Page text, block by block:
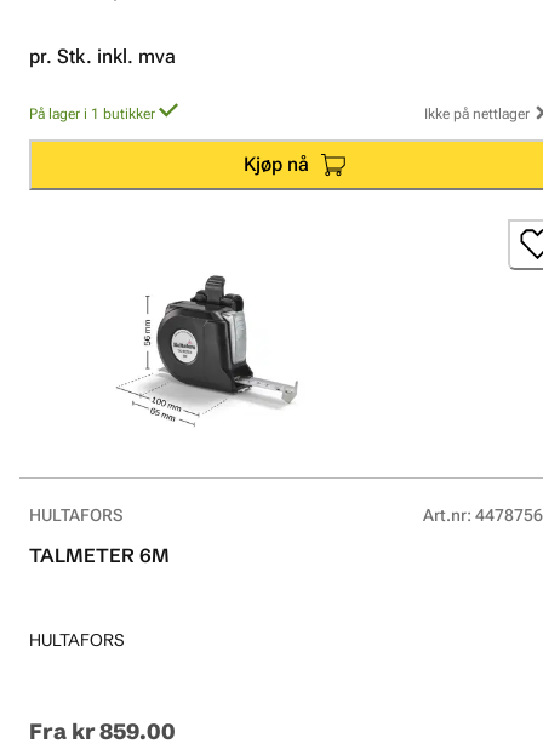
pr. Stk. inkl. mva
På lager i 1 butikker Ikke på nettlager
Kjøp nå
HULTAFORS Art.nr:
TALMETER 6M
HULTAFORS
Fra kr 859.00